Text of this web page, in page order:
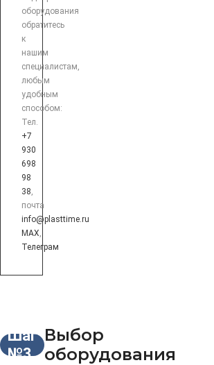
оборудования
обратитесь
к
нашим
специалистам,
любым
удобным
способом:
Тел.
+7
930
698
98
38,
почта
info@plasttime.ru
MAX,
Телеграм
Шаг
№3
Выбор
оборудования